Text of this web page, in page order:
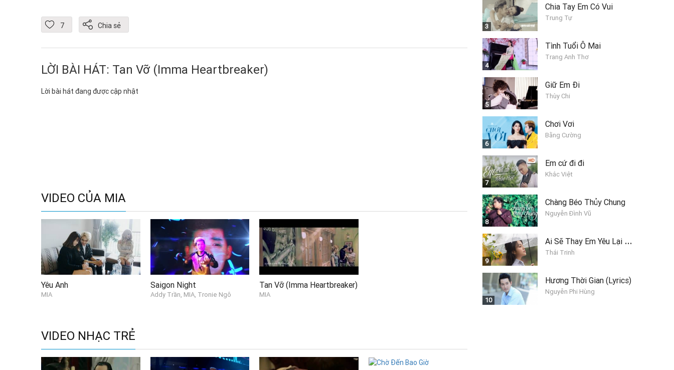
7 Chia sẻ
LỜI BÀI HÁT: Tan Vỡ (Imma Heartbreaker)
Lời bài hát đang được cập nhật
VIDEO CỦA MIA
Yêu Anh
MIA
Saigon Night
Addy Trần, MIA, Tronie Ngô
Tan Vỡ (Imma Heartbreaker)
MIA
VIDEO NHẠC TRẺ
3
Chia Tay Em Có Vui
Trung Tự
4
Tình Tuổi Ô Mai
Trang Anh Thơ
5
Giữ Em Đi
Thùy Chi
6
Chơi Vơi
Bằng Cường
7
Em cứ đi đi
Khắc Việt
8
Chàng Béo Thủy Chung
Nguyễn Đình Vũ
9
A
i Sẽ Thay Em Yêu Lại Anh
Thái Trinh
10
Hương Thời Gian (Lyrics)
Nguyễn Phi Hùng